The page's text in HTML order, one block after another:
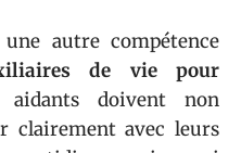
autre compétence
de vie pour
doivent non
clairement avec leurs